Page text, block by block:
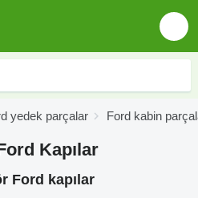
yedek parçalar Ford kabin
Kapılar
Ford kapılar